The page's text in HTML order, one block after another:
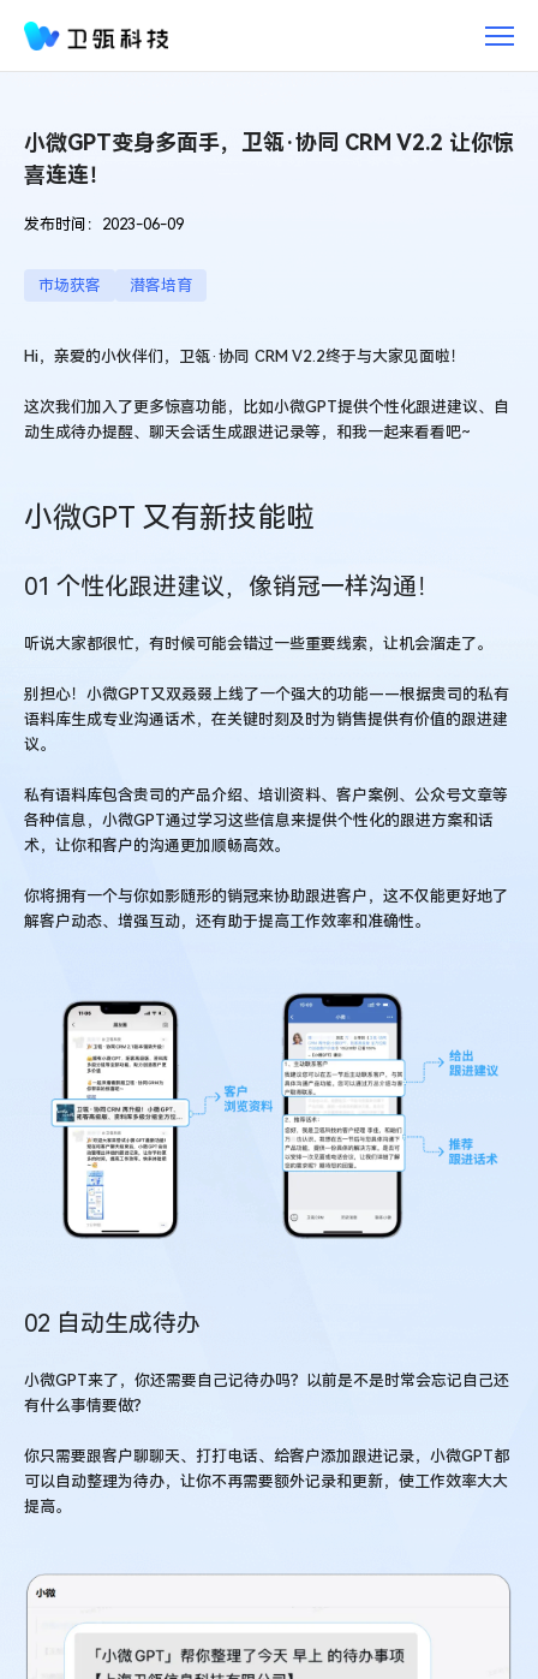
动
小微GPT变身多面手，卫瓴·协同 CRM V2.2 让你惊
喜连连！
发布时间：2023-06-09
市场获客 潜客培育
Hi，亲爱的小伙伴们，卫瓴·协同 CRM V2.2终于与大家见面啦！
这次我们加入了更多惊喜功能，比如小微GPT提供个性化跟进建议、自
动生成待办提醒、聊天会话生成跟进记录等，和我一起来看看吧~
小微GPT 又有新技能啦
01 个性化跟进建议，像销冠一样沟通！
听说大家都很忙，有时候可能会错过一些重要线索，让机会溜走了。
别担心！小微GPT又双叒叕上线了一个强大的功能——根据贵司的私有
语料库生成专业沟通话术，在关键时刻及时为销售提供有价值的跟进建
议。
私有语料库包含贵司的产品介绍、培训资料、客户案例、公众号文章等
各种信息，小微GPT通过学习这些信息来提供个性化的跟进方案和话
术，让你和客户的沟通更加顺畅高效。
你将拥有一个与你如影随形的销冠来协助跟进客户，这不仅能更好地了
解客户动态、增强互动，还有助于提高工作效率和准确性。
02 自动生成待办
小微GPT来了，你还需要自己记待办吗？以前是不是时常会忘记自己还
有什么事情要做？
你只需要跟客户聊聊天、打打电话、给客户添加跟进记录，小微GPT都
可以自动整理为待办，让你不再需要额外记录和更新，使工作效率大大
提高。